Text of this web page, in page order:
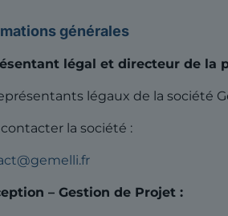
générales
légal et directeur de la
légaux de la société
la société :
– Gestion de Projet :